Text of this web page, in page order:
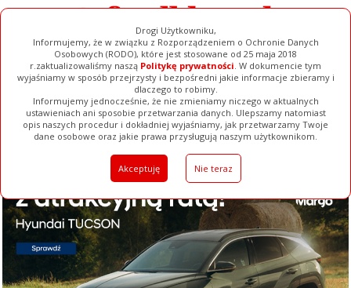
Drogi Użytkowniku,
Informujemy, że w związku z Rozporządzeniem o Ochronie Danych
Osobowych (RODO), które jest stosowane od 25 maja 2018
r.zaktualizowaliśmy naszą Politykę prywatności. W dokumencie tym
wyjaśniamy w sposób przejrzysty i bezpośredni jakie informacje zbieramy i
dlaczego to robimy.
Informujemy jednocześnie, że nie zmieniamy niczego w aktualnych
ustawieniach ani sposobie przetwarzania danych. Ulepszamy natomiast
opis naszych procedur i dokładniej wyjaśniamy, jak przetwarzamy Twoje
dane osobowe oraz jakie prawa przysługują naszym użytkownikom.
Akceptuję Nie teraz
Ogłoszenia Filmy Galerie Baza Firm Pełna Wersja